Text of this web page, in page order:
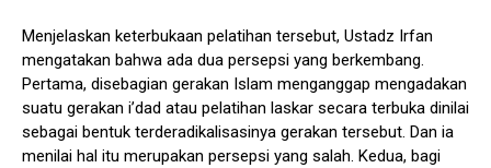
Menjelaskan keterbukaan pelatihan tersebut, Ustadz Irfan
mengatakan bahwa ada dua persepsi yang berkembang.
Pertama, disebagian gerakan Islam menganggap mengadakan
suatu gerakan i’dad atau pelatihan laskar secara terbuka dinilai
sebagai bentuk terderadikalisasinya gerakan tersebut. Dan ia
menilai hal itu merupakan persepsi yang salah. Kedua, bagi